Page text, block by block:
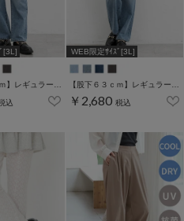
[3L]
【股下６６ｃｍ】レギュラーストレート(股下63/66/70cm展開)
込
WEB限定ｻｲｽﾞ[3L]
【股下６３ｃｍ】レギュラーストレート(股下63/66/70cm展開)
￥2,680 税込